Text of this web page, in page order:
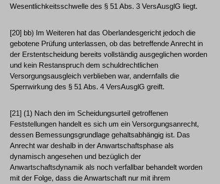
Wesentlichkeitsschwelle des § 51 Abs. 3 VersAusglG liegt.
[20] bb) Im Weiteren hat das Oberlandesgericht jedoch die
gebotene Prüfung unterlassen, ob das betreffende Anrecht in
der Erstentscheidung bereits vollständig ausgeglichen worden
und kein Restanspruch dem schuldrechtlichen
Versorgungsausgleich verblieben war, andernfalls die
Sperrwirkung des § 51 Abs. 4 VersAusglG greift.
[21] (1) Nach den im Scheidungsurteil getroffenen
Feststellungen handelt es sich um ein Versorgungsanrecht,
dessen Bemessungsgrundlage gehaltsabhängig ist. Das
Anrecht war deshalb in der Anwartschaftsphase als
dynamisch angesehen und bezüglich der
Anwartschaftsdynamik als noch verfallbar behandelt worden
mit der Folge, dass die Anwartschaft nur mit ihrem